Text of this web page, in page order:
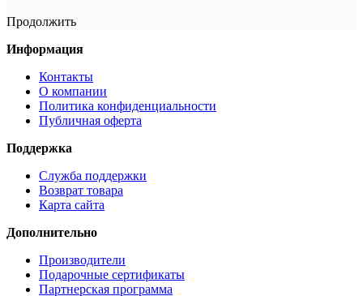
Продолжить
Информация
Контакты
О компании
Политика конфиденциальности
Публичная оферта
Поддержка
Служба поддержки
Возврат товара
Карта сайта
Дополнительно
Производители
Подарочные сертификаты
Партнерская программа